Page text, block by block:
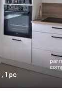
par
, 1 pc